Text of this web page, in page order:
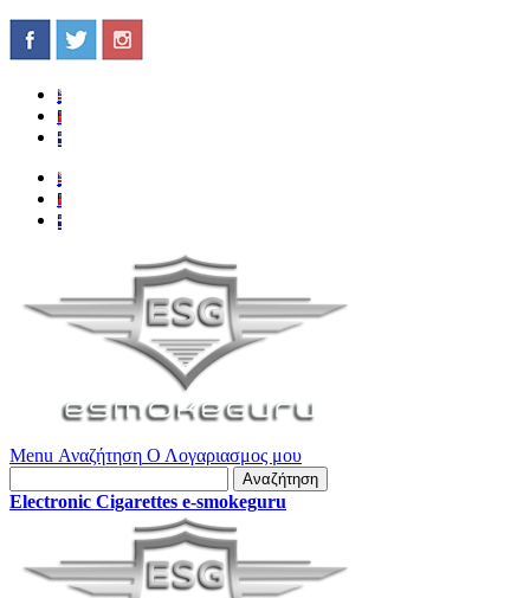
Menu Αναζήτηση Ο Λογαριασμος μου
Αναζήτηση
Electronic Cigarettes e-smokeguru